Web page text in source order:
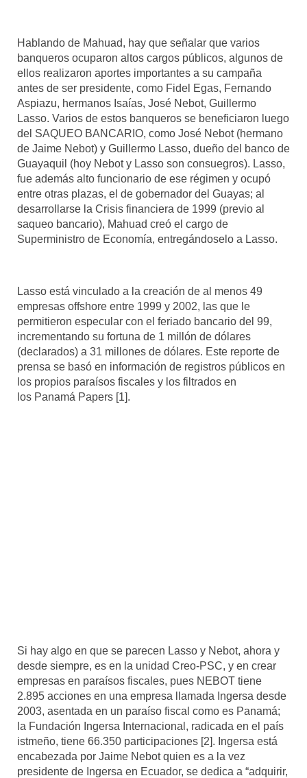
Hablando de Mahuad, hay que señalar que varios
banqueros ocuparon altos cargos públicos, algunos de
ellos realizaron aportes importantes a su campaña
antes de ser presidente, como Fidel Egas, Fernando
Aspiazu, hermanos Isaías, José Nebot, Guillermo
Lasso. Varios de estos banqueros se beneficiaron luego
del SAQUEO BANCARIO, como José Nebot (hermano
de Jaime Nebot) y Guillermo Lasso, dueño del banco de
Guayaquil (hoy Nebot y Lasso son consuegros). Lasso,
fue además alto funcionario de ese régimen y ocupó
entre otras plazas, el de gobernador del Guayas; al
desarrollarse la Crisis financiera de 1999 (previo al
saqueo bancario), Mahuad creó el cargo de
Superministro de Economía, entregándoselo a Lasso.
Lasso está vinculado a la creación de al menos 49
empresas offshore entre 1999 y 2002, las que le
permitieron especular con el feriado bancario del 99,
incrementando su fortuna de 1 millón de dólares
(declarados) a 31 millones de dólares. Este reporte de
prensa se basó en información de registros públicos en
los propios paraísos fiscales y los filtrados en
los Panamá Papers [1].
Si hay algo en que se parecen Lasso y Nebot, ahora y
desde siempre, es en la unidad Creo-PSC, y en crear
empresas en paraísos fiscales, pues NEBOT tiene
2.895 acciones en una empresa llamada Ingersa desde
2003, asentada en un paraíso fiscal como es Panamá;
la Fundación Ingersa Internacional, radicada en el país
istmeño, tiene 66.350 participaciones [2]. Ingersa está
encabezada por Jaime Nebot quien es a la vez
presidente de Ingersa en Ecuador, se dedica a “adquirir,